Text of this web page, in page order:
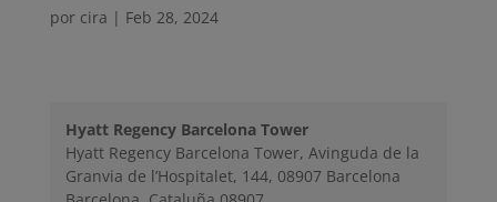
por cira | Feb 28, 2024
Hyatt Regency Barcelona Tower
Hyatt Regency Barcelona Tower, Avinguda de la
Granvia de l’Hospitalet, 144, 08907 Barcelona